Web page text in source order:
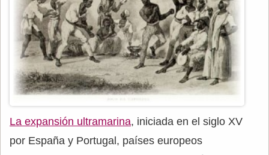
La expansión ultramarina, iniciada en el siglo XV
por España y Portugal, países europeos